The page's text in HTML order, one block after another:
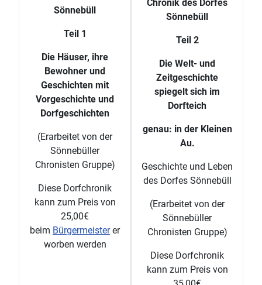
Sönnebüll
Teil 1
Die Häuser, ihre
Bewohner und
Geschichten mit
Vorgeschichte und
Dorfgeschichten
(Erarbeitet von der
Sönnebüller
Chronisten Gruppe)
Diese Dorfchronik
kann zum Preis von
25,00€
beim Bürgermeisterer
worben werden
Chronik des Dorfes
Sönnebüll
Teil 2
Die Welt- und
Zeitgeschichte
spiegelt sich im
Dorfteich
genau: in der Kleinen
Au.
Geschichte und Leben
des Dorfes Sönnebüll
(Erarbeitet von der
Sönnebüller
Chronisten Gruppe)
Diese Dorfchronik
kann zum Preis von